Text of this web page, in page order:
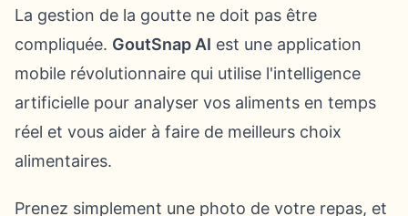
La gestion de la goutte ne doit pas être
compliquée. GoutSnap AI est une application
mobile révolutionnaire qui utilise l'intelligence
artificielle pour analyser vos aliments en temps
réel et vous aider à faire de meilleurs choix
alimentaires.
Prenez simplement une photo de votre repas, et